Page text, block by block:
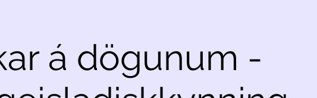
á dögunum -